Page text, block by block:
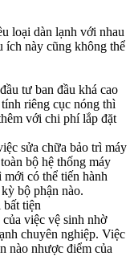
loại dàn lạnh với nhau
ích này cũng không thể
tư ban đầu khá cao
riêng cục nóng thì
với chi phí lắp đặt
sửa chữa bảo trì máy
bộ hệ thống máy
có thể tiến hành
bộ phận nào.
tiện
việc vệ sinh nhờ
chuyên nghiệp. Việc
nào nhược điểm của